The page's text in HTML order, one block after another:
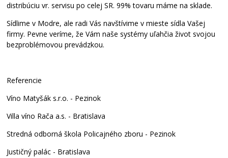
distribúciu vr. servisu po celej SR. 99% tovaru máme na sklade.
Sídlime v Modre, ale radi Vás navštívime v mieste sídla Vašej
firmy. Pevne veríme, že Vám naše systémy uľahčia život svojou
bezproblémovou prevádzkou.
Referencie
Víno Matyšák s.r.o. - Pezinok
Villa víno Rača a.s. - Bratislava
Stredná odborná škola Policajného zboru - Pezinok
Justičný palác - Bratislava